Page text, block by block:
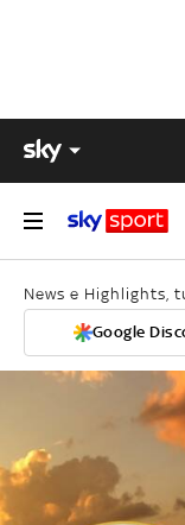
News e Highlights,
Google